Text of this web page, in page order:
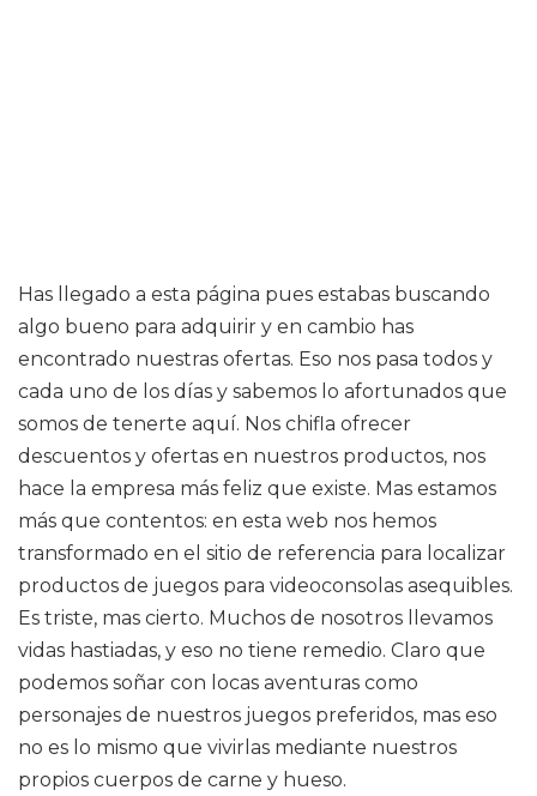
Has llegado a esta página pues estabas buscando
algo bueno para adquirir y en cambio has
encontrado nuestras ofertas. Eso nos pasa todos y
cada uno de los días y sabemos lo afortunados que
somos de tenerte aquí. Nos chifla ofrecer
descuentos y ofertas en nuestros productos, nos
hace la empresa más feliz que existe. Mas estamos
más que contentos: en esta web nos hemos
transformado en el sitio de referencia para localizar
productos de juegos para videoconsolas asequibles.
Es triste, mas cierto. Muchos de nosotros llevamos
vidas hastiadas, y eso no tiene remedio. Claro que
podemos soñar con locas aventuras como
personajes de nuestros juegos preferidos, mas eso
no es lo mismo que vivirlas mediante nuestros
propios cuerpos de carne y hueso.